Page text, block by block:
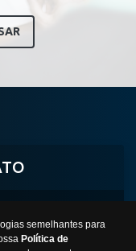
semelhantes para
Política de